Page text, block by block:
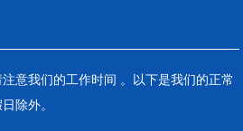
意我们的工作时间 。以下是我们的正常
除外。